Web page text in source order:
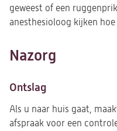
geweest of een
anesthesioloog kijken
Nazorg
Ontslag
Als u naar huis gaat,
afspraak voor een